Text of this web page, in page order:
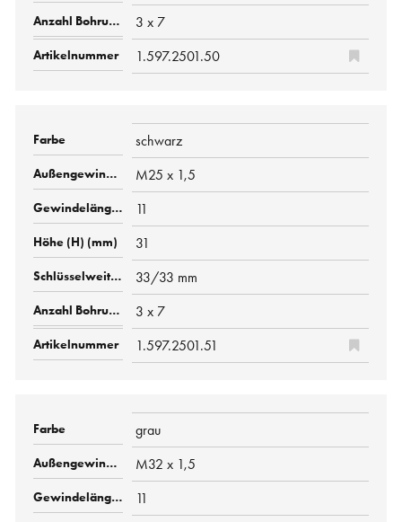
3 x 7
1.597.2501.50
schwarz
M25 x 1,5
11
31
33/33 mm
3 x 7
1.597.2501.51
grau
M32 x 1,5
11